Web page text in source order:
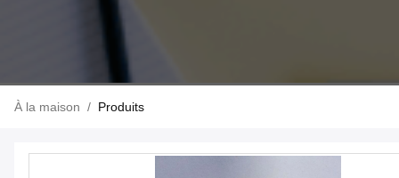
À la maison / Produits